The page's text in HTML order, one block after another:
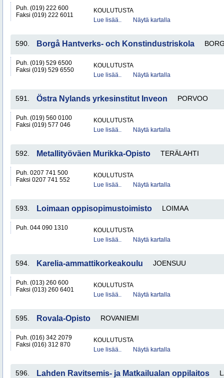
Puh. (019) 222 600
Faksi (019) 222 6011
KOULUTUSTA
Lue lisää..
Näytä kartalla
590. Borgå Hantverks- och Konstindustriskola
Puh. (019) 529 6500
Faksi (019) 529 6550
KOULUTUSTA
Lue lisää..
Näytä kartalla
591. Östra Nylands yrkesinstitut Inveon PORVOO
Puh. (019) 560 0100
Faksi (019) 577 046
KOULUTUSTA
Lue lisää..
Näytä kartalla
592. Metallityöväen Murikka-Opisto TERÄLAHTI
Puh. 0207 741 500
Faksi 0207 741 552
KOULUTUSTA
Lue lisää..
Näytä kartalla
593. Loimaan oppisopimustoimisto LOIMAA
Puh. 044 090 1310
KOULUTUSTA
Lue lisää..
Näytä kartalla
594. Karelia-ammattikorkeakoulu JOENSUU
Puh. (013) 260 600
Faksi (013) 260 6401
KOULUTUSTA
Lue lisää..
Näytä kartalla
595. Rovala-Opisto ROVANIEMI
Puh. (016) 342 2079
Faksi (016) 312 870
KOULUTUSTA
Lue lisää..
Näytä kartalla
596. Lahden Ravitsemis- ja Matkailualan oppilaitos